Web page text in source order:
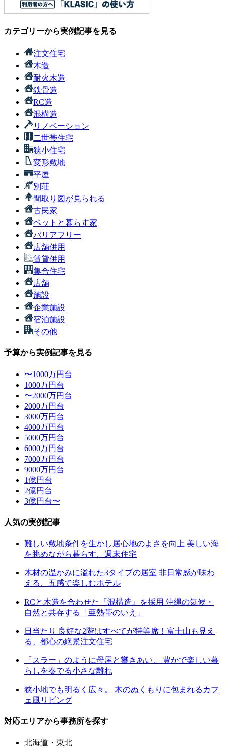
カテゴリーから実例記事を見る
注文住宅
木造
耐火木造
鉄骨造
RC造
混構造
リノベーション
二世帯住宅
狭小住宅
変形敷地
平屋
別荘
間取り図が見られる
古民家
ペットと暮らす家
バリアフリー
店舗併用
賃貸併用
集合住宅
店舗
施設
企業施設
宿泊施設
その他
予算から実例記事を見る
〜1000万円台
1000万円台
〜2000万円台
2000万円台
3000万円台
4000万円台
5000万円台
6000万円台
7000万円台
9000万円台
1億円台
2億円台
3億円台〜
人気の実例記事
難しい敷地条件を生かし居心地のよさを向上 美しい海
を眺めながら暮らす、週末住宅
木材の温かみに溢れた3タイプの居室 非日常感が味わ
える、五感で楽しむホテル
RCと木造を合わせた『混構造』を採用 沖縄の気候・
自然と共存する「亜熱帯のいえ」
日当たり 良好な2階はすべてが特等席！富士山も見え
る、都心の絶景注文住宅
「スラー」のように母屋と響きあい、 豊かで楽しい暮
らしを奏でる小さな離れ
狭小地でも明るく広々。 木のぬくもりに包まれるカフ
ェ風リビング
対応エリアから事務所を探す
北海道・東北